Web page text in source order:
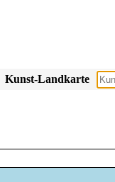
Kunst-Landkarte